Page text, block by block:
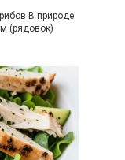
В природе
(рядовок)